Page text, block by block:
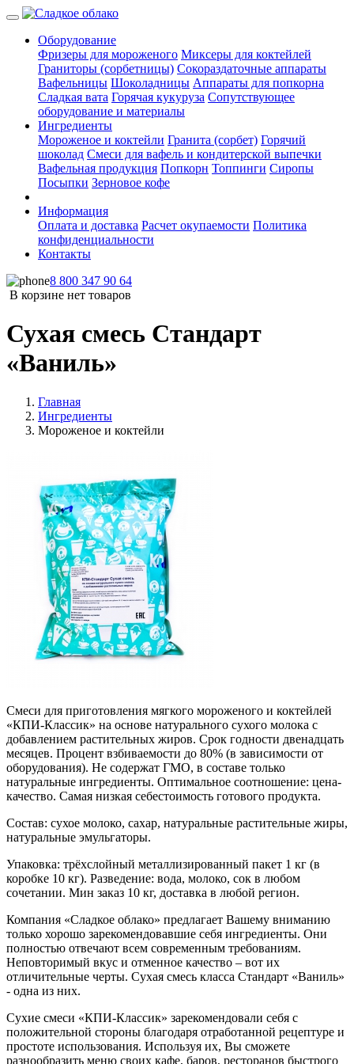
Оборудование
Фризеры для мороженого Миксеры для коктейлей
Граниторы (сорбетницы) Сокораздаточные аппараты
Вафельницы Шоколадницы Аппараты для попкорна
Сладкая вата Горячая кукуруза Сопутствующее
оборудование и материалы
Ингредиенты
Мороженое и коктейли Гранита (сорбет) Горячий
шоколад Смеси для вафель и кондитерской выпечки
Вафельная продукция Попкорн Топпинги Сиропы
Посыпки Зерновое кофе
Информация
Оплата и доставка Расчет окупаемости Политика
конфиденциальности
Контакты
8 800 347 90 64
В корзине нет товаров
Сухая смесь Стандарт
«Ваниль»
Главная
Ингредиенты
Мороженое и коктейли
Смеси для приготовления мягкого мороженого и коктейлей
«КПИ-Классик» на основе натурального сухого молока с
добавлением растительных жиров. Срок годности двенадцать
месяцев. Процент взбиваемости до 80% (в зависимости от
оборудования). Не содержат ГМО, в составе только
натуральные ингредиенты. Оптимальное соотношение: цена-
качество. Самая низкая себестоимость готового продукта.
Состав: сухое молоко, сахар, натуральные растительные жиры,
натуральные эмульгаторы.
Упаковка: трёхслойный металлизированный пакет 1 кг (в
коробке 10 кг). Разведение: вода, молоко, сок в любом
сочетании. Мин заказ 10 кг, доставка в любой регион.
Компания «Сладкое облако» предлагает Вашему вниманию
только хорошо зарекомендовавшие себя ингредиенты. Они
полностью отвечают всем современным требованиям.
Неповторимый вкус и отменное качество – вот их
отличительные черты. Сухая смесь класса Стандарт «Ваниль»
- одна из них.
Сухие смеси «КПИ-Классик» зарекомендовали себя с
положительной стороны благодаря отработанной рецептуре и
простоте использования. Используя их, Вы сможете
разнообразить меню своих кафе, баров, ресторанов быстрого